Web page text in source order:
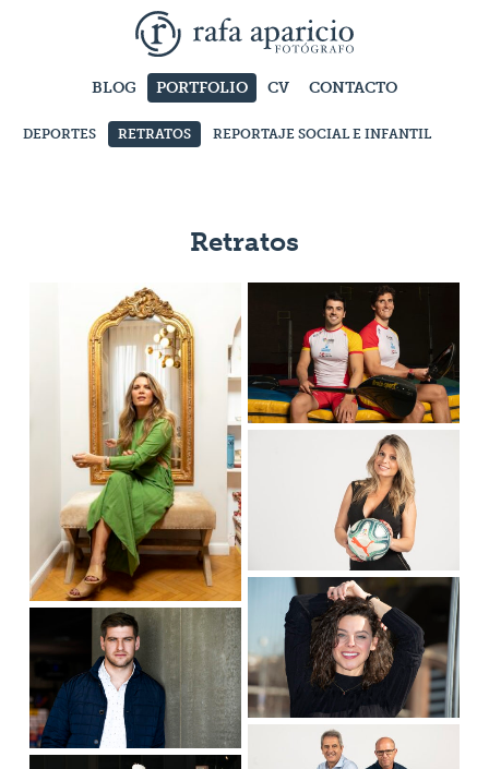
BLOG PORTFOLIO CV CONTACTO
DEPORTES RETRATOS REPORTAJE SOCIAL E INFANTIL
Retratos